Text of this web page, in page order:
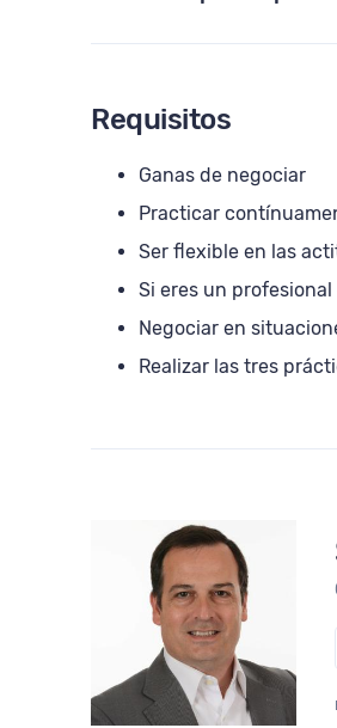
Requisitos
Ganas de negociar
Practicar
Ser flexible en las
Si eres un
Negociar en
Realizar las tres